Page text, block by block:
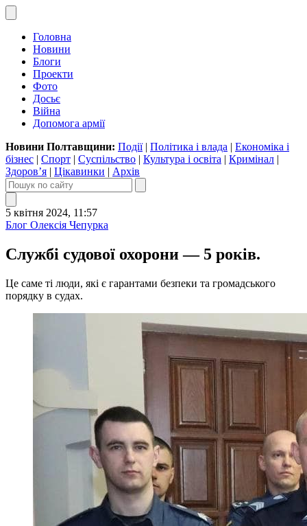
Головна
Новини
Блоги
Проекти
Фото
Досьє
Війна
Допомога армії
Новини Полтавщини: Події| Політика і влада | Економіка і
бізнес | Спорт | Суспільство | Культура і освіта | Кримінал |
Здоров’я | Цікавинки | Архів
5 квітня 2024, 11:57
Блог Олексія Чепурка
Службі судової охорони — 5 років.
Це саме ті люди, які є гарантами безпеки та громадського
порядку в судах.